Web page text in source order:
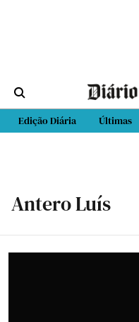
Edição Diária Últimas
Antero Luís